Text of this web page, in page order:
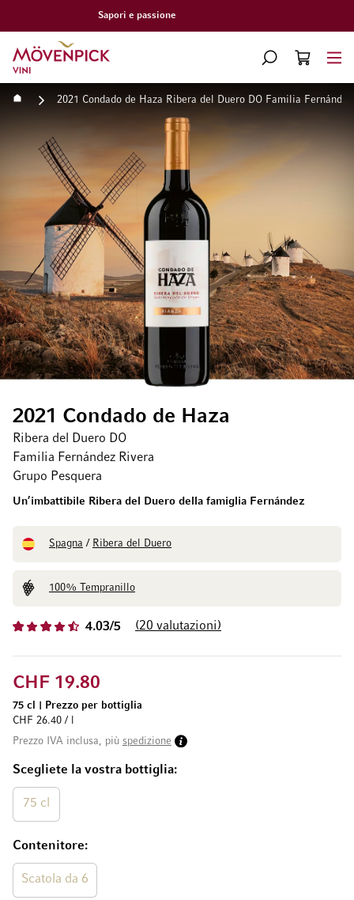
Consegna gratuita a partire da CHF 300.–
Vai alla Home Page
CERCA
CART
Home 2021 Condado de Haza Ribera del Duero DO Familia
4.03/5 20 valutazioni
2021 Condado de Haza
Ribera del Duero DO
Familia Fernández Rivera
Grupo Pesquera
Un’imbattibile Ribera del Duero della famiglia Fernández
Spagna / Ribera del Duero
100% Tempranillo
Scegliete la vostra bottiglia
75 cl
Contenitore
Scatola da 6
CHF 19.80
75 cl
Prezzo per bottiglia
CHF 26.40 / l
Prezzo IVA inclusa, più spedizione
Vai alla fine della galleria di immagini